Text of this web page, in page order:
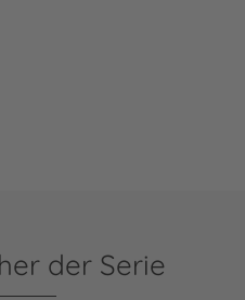
der Serie